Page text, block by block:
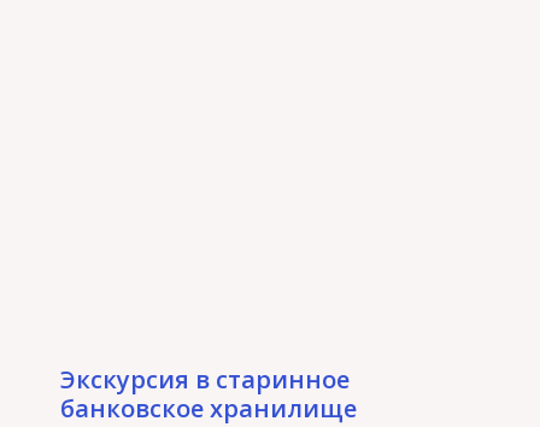
Экскурсия в старинное
банковское хранилище